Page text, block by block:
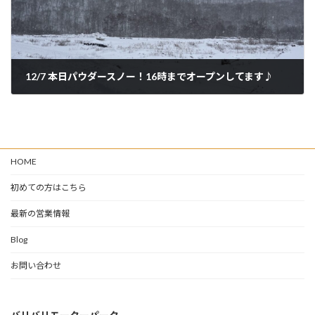
12/7 本日パウダースノー！16時までオープンしてます♪
HOME
初めての方はこちら
最新の営業情報
Blog
お問い合わせ